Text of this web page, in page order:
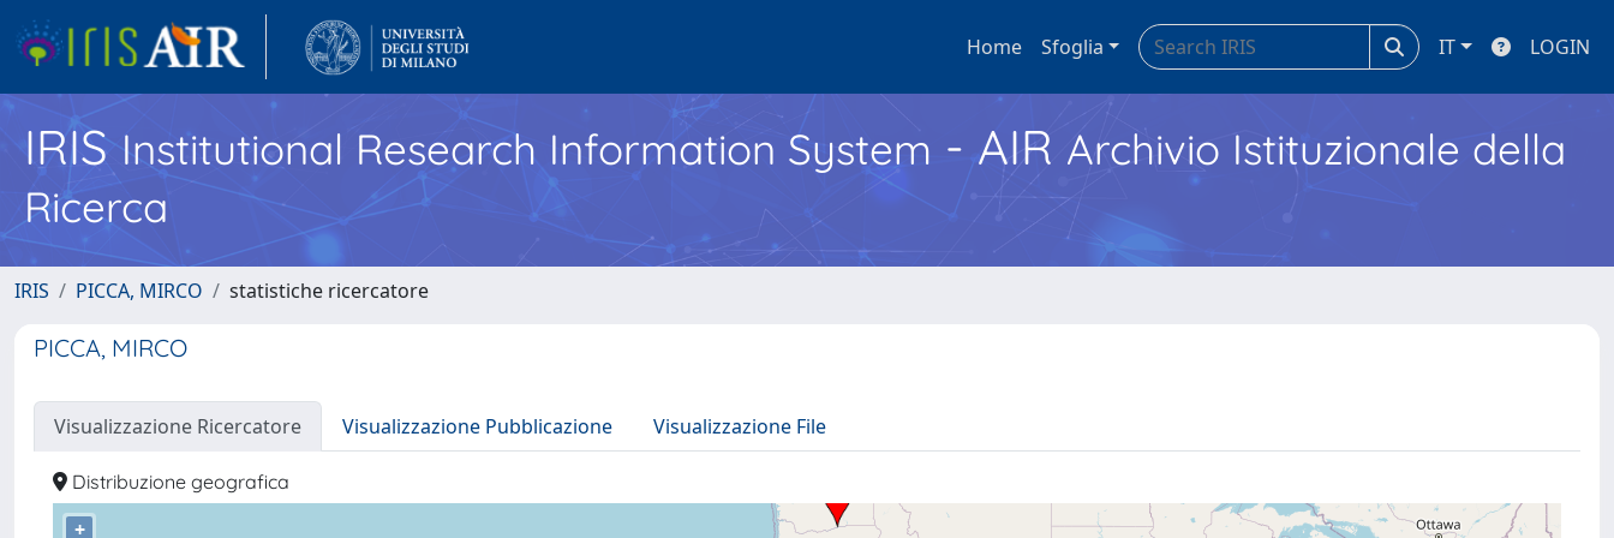
Home Sfoglia IT LOGIN
IRISInstitutional Research Information System - AIR Archivio Istituzionale della
Ricerca
IRIS PICCA, MIRCO statistiche ricercatore
PICCA, MIRCO
Visualizzazione Ricercatore Visualizzazione Pubblicazione Visualizzazione File
Distribuzione geografica
+